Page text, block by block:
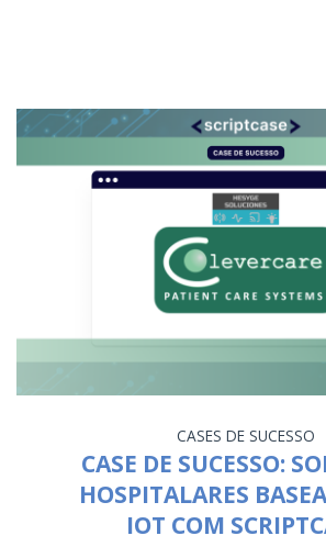
CASES DE SUCESSO
CASE DE SUCESSO:
HOSPITALARES
IOT COM